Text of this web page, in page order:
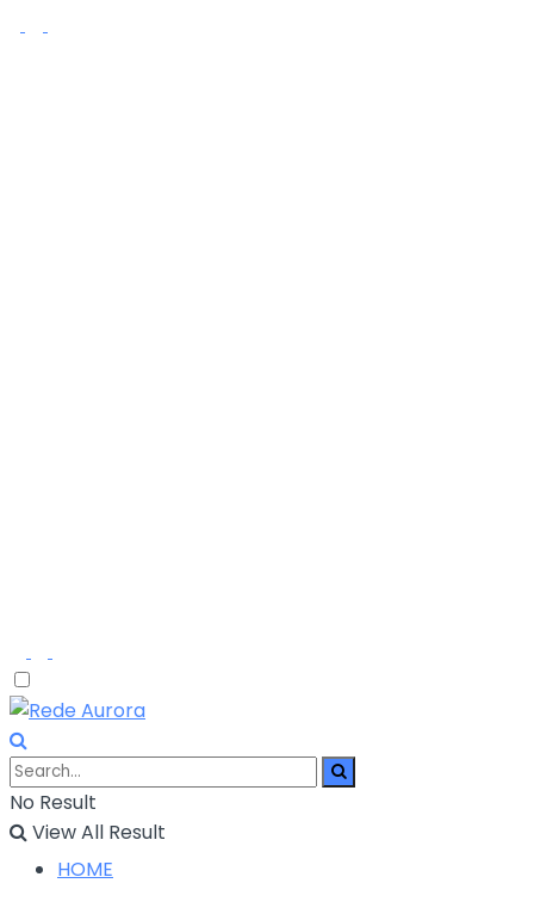
No Result
View All Result
HOME